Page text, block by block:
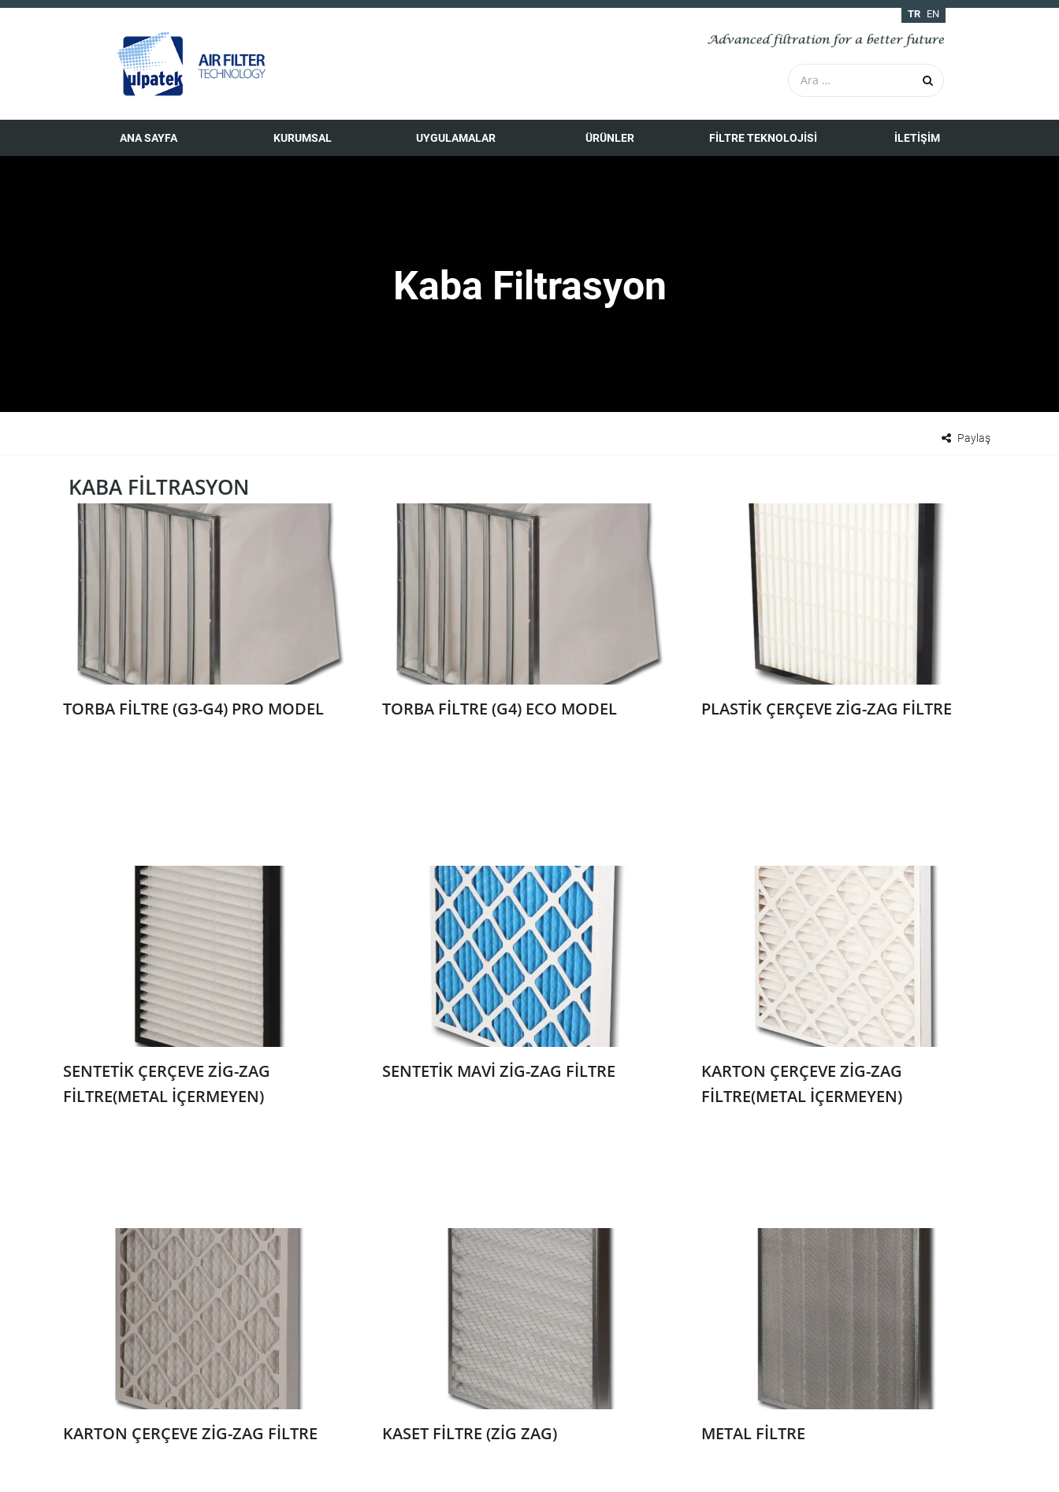
TR EN
ANA SAYFA KURUMSAL UYGULAMALAR ÜRÜNLER FILTRE TEKNOLOJISI İLETIŞIM
Kaba Filtrasyon
Paylaş
KABA FILTRASYON
TORBA FİLTRE (G3-G4) PRO MODEL TORBA FİLTRE (G4) ECO MODEL PLASTİK ÇERÇEVE ZİG-ZAG FİLTRE
SENTETİK ÇERÇEVE ZİG-ZAG
FİLTRE(METAL İÇERMEYEN)
SENTETİK MAVİ ZİG-ZAG FİLTRE
KARTON ÇERÇEVE ZİG-ZAG
FİLTRE(METAL İÇERMEYEN)
KARTON ÇERÇEVE ZİG-ZAG FİLTRE KASET FİLTRE (ZİG ZAG) METAL FİLTRE